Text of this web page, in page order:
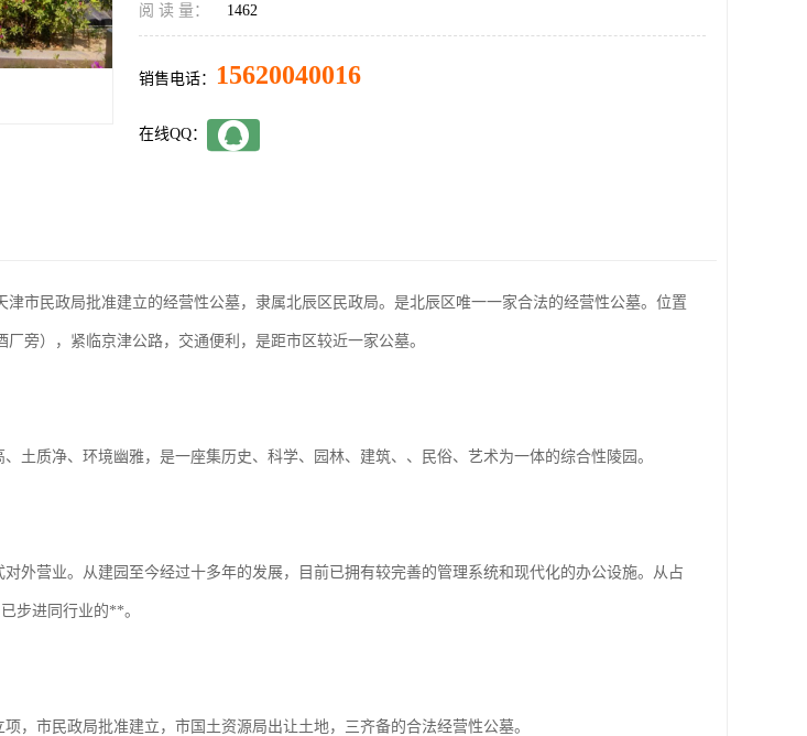
阅 读 量： 1462
销售电话： 15620040016
在线QQ：
津市民政局批准建立的经营性公墓，隶属北辰区民政局。是北辰区唯一一家合法的经营性公墓。位置
旁），紧临京津公路，交通便利，是距市区较近一家公墓。
质净、环境幽雅，是一座集历史、科学、园林、建筑、、民俗、艺术为一体的综合性陵园。
营业。从建园至今经过十多年的发展，目前已拥有较完善的管理系统和现代化的办公设施。从占
步进同行业的**。
市民政局批准建立，市国土资源局出让土地，三齐备的合法经营性公墓。